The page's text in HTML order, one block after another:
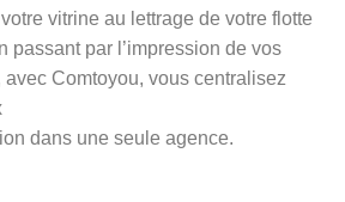
vitrine au lettrage de votre flotte
passant par l’impression de vos
avec Comtoyou, vous centralisez
dans une seule agence.